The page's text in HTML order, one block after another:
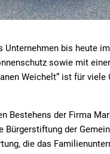
Unternehmen bis heute
sowie mit
Weichelt“ ist für
Bestehens der Firma
Bürgerstiftung der
die das